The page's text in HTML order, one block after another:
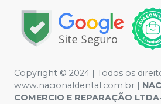
Copyright © 2024 | Todos os
www.nacionaldental.com.br |
COMERCIO E REPARAÇÃO